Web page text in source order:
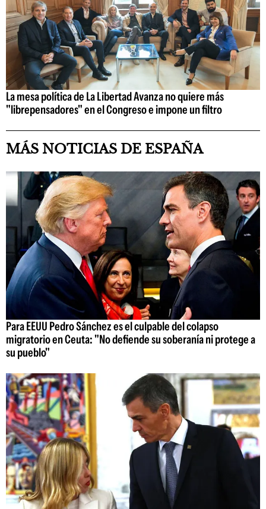
La mesa política de La Libertad Avanza no quiere más
"librepensadores" en el Congreso e impone un filtro
MÁS NOTICIAS DE ESPAÑA
Para EEUU Pedro Sánchez es el culpable del colapso
migratorio en Ceuta: "No defiende su soberanía ni protege a
su pueblo"